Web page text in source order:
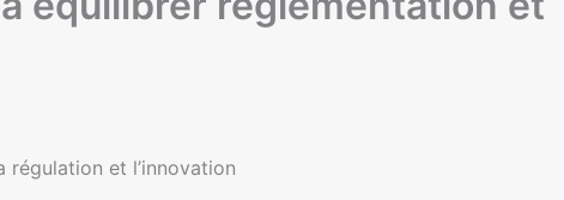
régulation et l’innovation